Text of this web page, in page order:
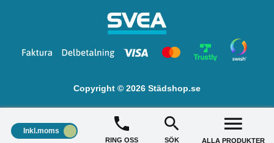
Copyright © 2026 Städshop.se
Inkl.moms
RING OSS SÖK ALLA PRODUKTER